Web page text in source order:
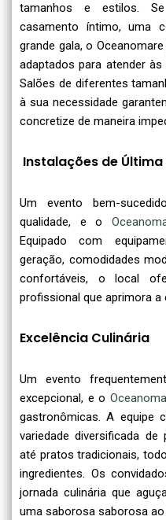
tamanhos e estilos.
casamento íntimo, uma
grande gala, o
adaptados para atender
Salões de diferentes
à sua necessidade
concretize de maneira
Instalações de
Um evento bem-
qualidade, e o
Equipado com
geração, comodidades
confortáveis, o local
profissional que aprimora a
Excelência Culinária
Um evento
excepcional, e o
gastronômicas. A equipe
variedade diversificada
até pratos tradicionais,
ingredientes. Os
jornada culinária que
uma saborosa saborosa ao